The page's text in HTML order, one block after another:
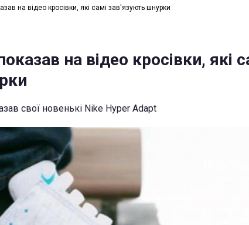
на відео кросівки, які самі зав'язують шнурки
на відео кросівки, які
свої новенькі Nike Hyper Adapt